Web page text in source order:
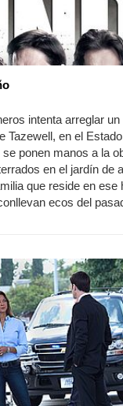
intenta arreglar
Tazewell, en el
ponen manos a la
en el jardín de
que reside en ese
ecos del